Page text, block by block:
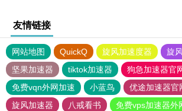
友情链接
网站地图 QuickQ 旋风加速度器 旋
坚果加速器
tiktok加速器
狗急加速器官
免费vqn外网加速
小蓝鸟 优途加速器官
旋风加速器
八戒看书
免费vps加速器外